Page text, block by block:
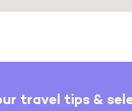
travel tips &